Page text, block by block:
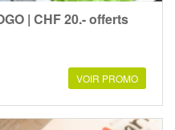
| CHF 20.- offerts
VOIR PROMO